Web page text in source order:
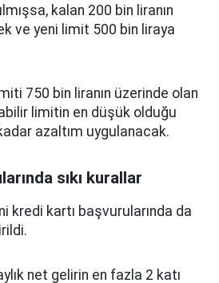
kalan 200 bin liranın
ve yeni limit 500 bin liraya
750 bin liranın üzerinde olan
limitin en düşük olduğu
azaltım uygulanacak.
sıkı kurallar
kredi kartı başvurularında da
net gelirin en fazla 2 katı